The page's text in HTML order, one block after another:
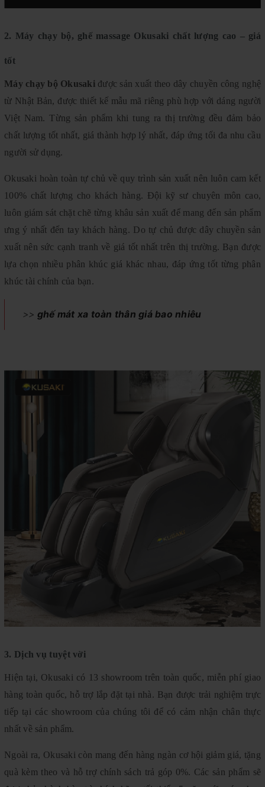
2. Máy chạy bộ, ghế massage Okusaki chất lượng cao – giá
tốt
Máy chạy bộ Okusaki được sản xuất theo dây chuyền công nghệ
từ Nhật Bản, được thiết kế mẫu mã riêng phù hợp với dáng người
Việt Nam. Từng sản phẩm khi tung ra thị trường đều đảm bảo
chất lượng tốt nhất, giá thành hợp lý nhất, đáp ứng tối đa nhu cầu
người sử dụng.
Okusaki hoàn toàn tự chủ về quy trình sản xuất nên luôn cam kết
100% chất lượng cho khách hàng. Đội kỹ sư chuyên môn cao,
luôn giám sát chặt chẽ từng khâu sản xuất để mang đến sản phẩm
ưng ý nhất đến tay khách hàng. Do tự chủ được dây chuyền sản
xuất nên sức cạnh tranh về giá tốt nhất trên thị trường. Bạn được
lựa chọn nhiều phân khúc giá khác nhau, đáp ứng tốt từng phân
khúc tài chính của bạn.
>> ghế mát xa toàn thân giá bao nhiêu
3. Dịch vụ tuyệt vời
Hiện tại, Okusaki có 13 showroom trên toàn quốc, miễn phí giao
hàng toàn quốc, hỗ trợ lắp đặt tại nhà. Bạn được trải nghiệm trực
tiếp tại các showroom của chúng tôi để có cảm nhận chân thực
nhất về sản phẩm.
Ngoài ra, Okusaki còn mang đến hàng ngàn cơ hội giảm giá, tặng
quà kèm theo và hỗ trợ chính sách trả góp 0%. Các sản phẩm sẽ